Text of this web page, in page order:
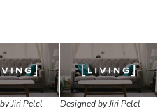
Jiri Pelcl
Designed by Jiri Pelcl